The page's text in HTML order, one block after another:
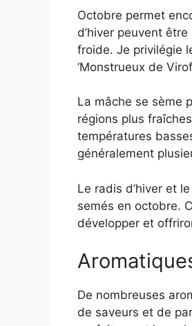
Octobre permet
d’hiver peuvent
froide. Je privilégie
‘Monstrueux de
La mâche se sème
régions plus
températures
généralement
Le radis d’hiver et
semés en octobre.
développer et
De nombreuses
de saveurs et de